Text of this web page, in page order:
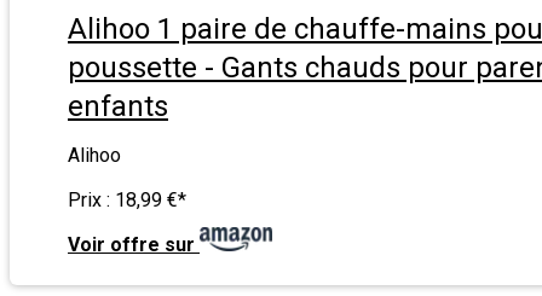
Alihoo 1 paire de chauffe-mains
poussette - Gants chauds pour
enfants
Alihoo
Prix : 18,99 €*
Voir offre sur